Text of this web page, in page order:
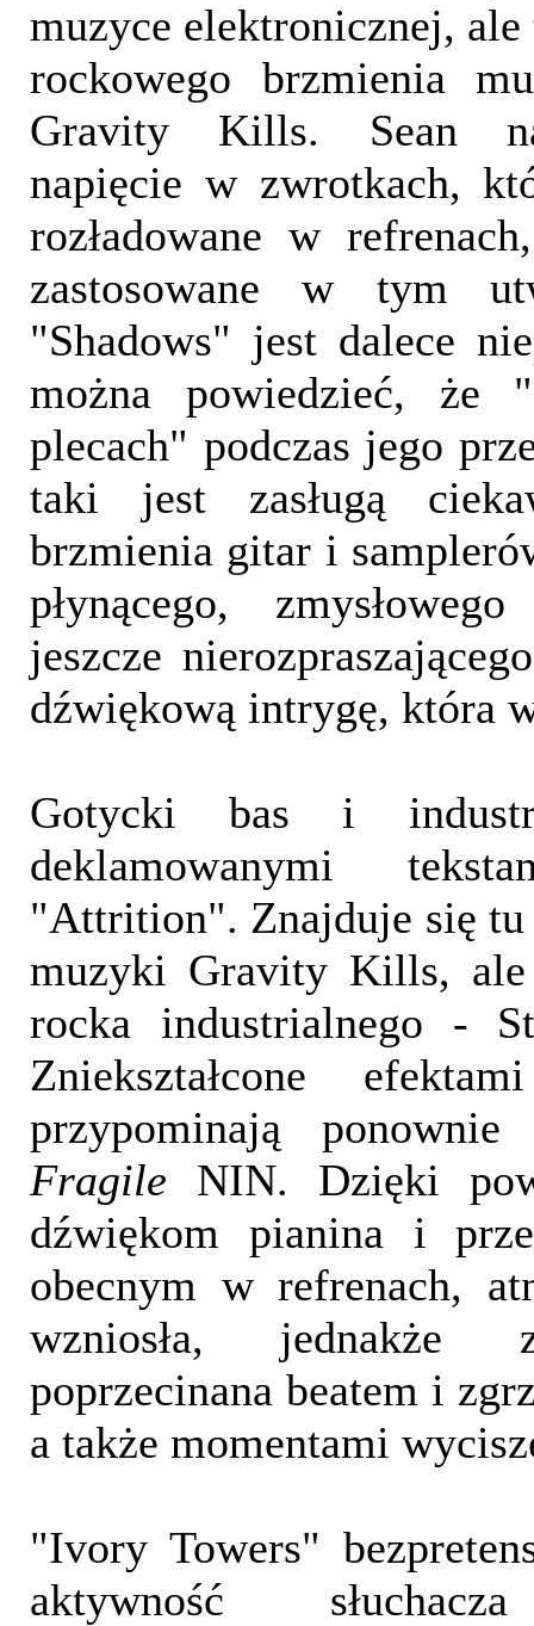
muzyce elektronicznej,
rockowego brzmienia
Gravity Kills. Sean
napięcie w zwrotkach,
rozładowane w
zastosowane w tym
"Shadows" jest dalece
można powiedzieć, że
plecach" podczas jego
taki jest zasługą
brzmienia gitar i
płynącego,
jeszcze
dźwiękową intrygę, która
Gotycki bas i
deklamowanymi
"Attrition". Znajduje się tu
muzyki Gravity Kills,
rocka industrialnego -
Zniekształcone
przypominają
Fragile NIN. Dzięki
dźwiękom pianina i
obecnym w refrenach,
wzniosła, jednakże
poprzecinana beatem i
a także momentami
"Ivory Towers"
aktywność